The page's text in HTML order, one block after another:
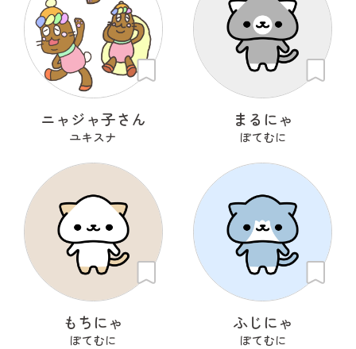
ニャジャ子さん
ユキスナ
まるにゃ
ぽてむに
もちにゃ
ぽてむに
ふじにゃ
ぽてむに